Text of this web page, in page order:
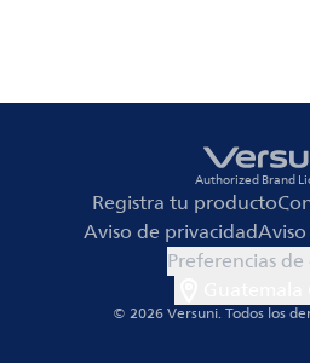
Authorized Brand
Registra tu producto
Aviso de privacidad
Preferencias
© 2026 Versuni.Todos los